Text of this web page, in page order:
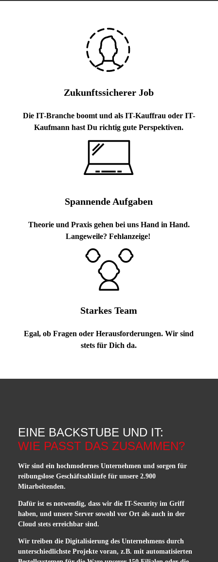
Zukunftssicherer Job
Die IT-Branche boomt und als IT-Kauffrau oder IT-
Kaufmann hast Du richtig gute Perspektiven.
Spannende Aufgaben
Theorie und Praxis gehen bei uns Hand in Hand.
Langeweile? Fehlanzeige!
Starkes Team
Egal, ob Fragen oder Herausforderungen. Wir sind
stets für Dich da.
EINE BACKSTUBE UND IT:
WIE PASST DAS ZUSAMMEN?
Wir sind ein hochmodernes Unternehmen und sorgen für
reibungslose Geschäftsabläufe für unsere 2.900
Mitarbeitenden.
Dafür ist es notwendig, dass wir die IT-Security im Griff
haben, und unsere Server sowohl vor Ort als auch in der
Cloud stets erreichbar sind.
Wir treiben die Digitalisierung des Unternehmens durch
unterschiedlichste Projekte voran, z.B. mit automatisierten